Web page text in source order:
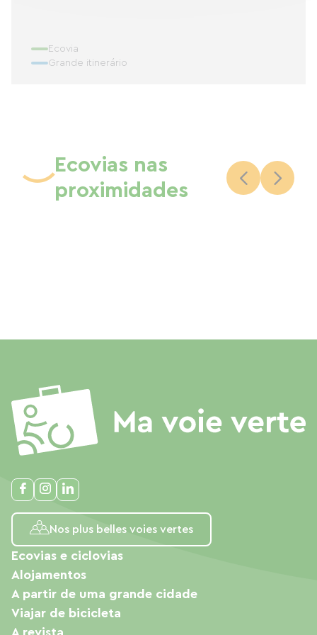
Ecovia
Grande itinerário
Ecovias nas
proximidades
Nos plus belles voies vertes
Ecovias e ciclovias
Alojamentos
A partir de uma grande cidade
Viajar de bicicleta
A revista